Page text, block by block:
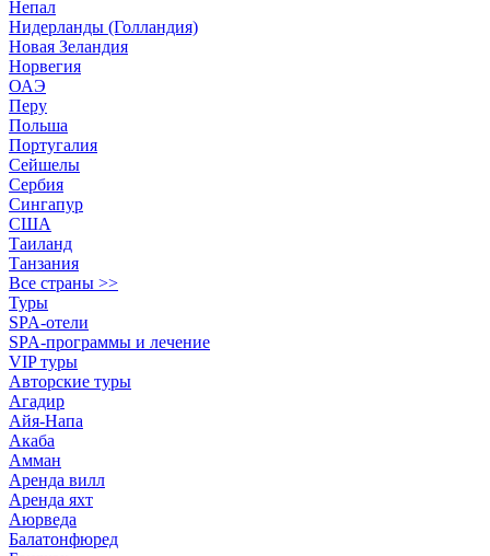
Непал
Нидерланды (Голландия)
Новая Зеландия
Норвегия
ОАЭ
Перу
Польша
Португалия
Сейшелы
Сербия
Сингапур
США
Таиланд
Танзания
Все страны >>
Туры
SPA-отели
SPA-программы и лечение
VIP туры
Авторские туры
Агадир
Айя-Напа
Акаба
Амман
Аренда вилл
Аренда яхт
Аюрведа
Балатонфюред